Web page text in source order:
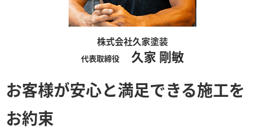
株式会社久家塗装
代表取締役 久家 剛敏
お客様が安心と満足できる施工を
お約束